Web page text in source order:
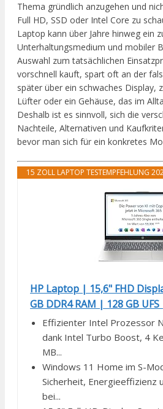
Thema gründlich anzugehen und
Full HD, SSD oder Intel Core zu
Laptop kann über Jahre hinweg ein
Unterhaltungsmedium und mobiler
Auswahl zum tatsächlichen
vorschnell kauft, spart oft an der
später über ein schwaches Display,
Lüfter oder ein Gehäuse, das im
Deshalb ist es sinnvoll, sich die
Nachteile, Alternativen und
bevor man sich für ein konkretes
15 ZOLL LAPTOP TESTEMPFEHLUNG
HP Laptop | 15,6" FHD
GB DDR4 RAM | 128 GB
Effizienter Intel Prozessor
dank Intel Turbo Boost, 4
MB...
Windows 11 Home im S-
Sicherheit, Energieeffizienz
bei...